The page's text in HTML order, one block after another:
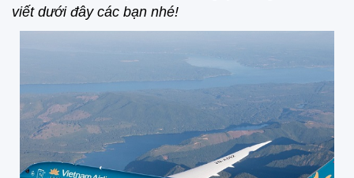
viết dưới đây các bạn nhé!